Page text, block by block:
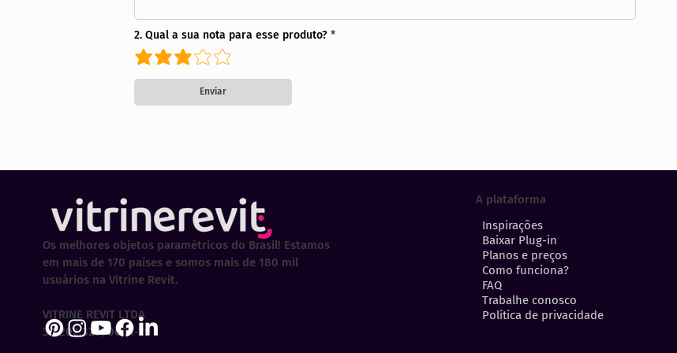
2. Qual a sua nota para esse produto?
Enviar
A plataforma
Inspirações
Baixar Plug-in
Planos e preços
Como funciona?
FAQ
Trabalhe conosco
Política de privacidade
Os melhores objetos paramétricos do Brasil! Estamos
em mais de 170 países e somos mais de 180 mil
usuários na Vitrine Revit.
VITRINE REVIT LTDA
30.202.323/0001-29